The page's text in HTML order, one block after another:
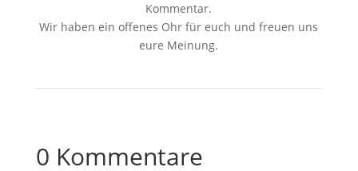
Kommentar.
Wir haben ein offenes Ohr für euch und freuen uns
eure Meinung.
0 Kommentare